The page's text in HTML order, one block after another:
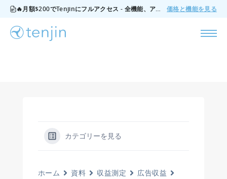
🔥月額$200でTenjinにフルアクセス - 全機能、アドオンなし、いつでもキャンセル可能。 価格と機能を見る
カテゴリーを見る
ホーム 資料 収益測定
広告収益